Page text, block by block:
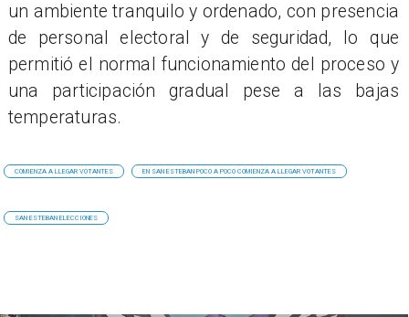
un ambiente tranquilo y ordenado, con presencia
de personal electoral y de seguridad, lo que
permitió el normal funcionamiento del proceso y
una participación gradual pese a las bajas
temperaturas.
COMIENZA A LLEGAR VOTANTES EN SAN ESTEBAN POCO A POCO COMIENZA A LLEGAR VOTANTES
SAN ESTEBAN ELECCIONES